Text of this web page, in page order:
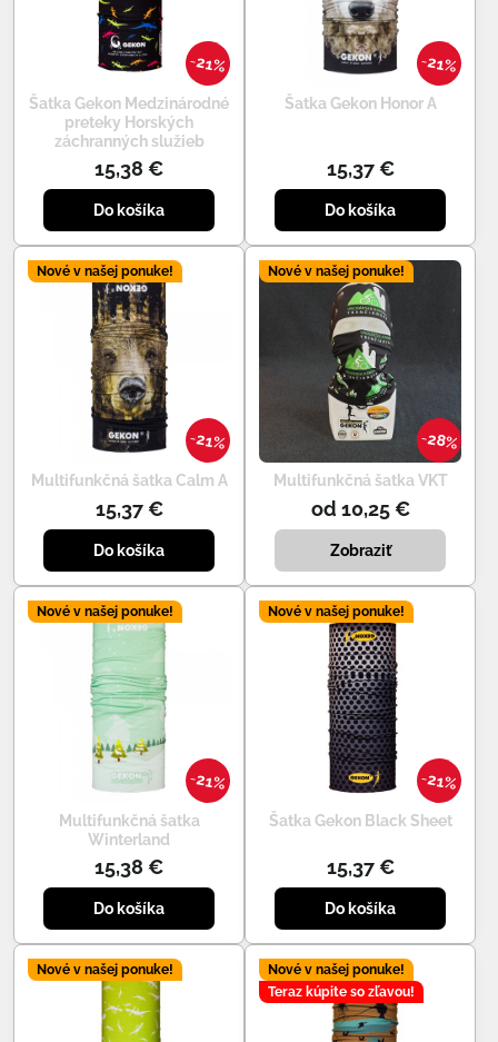
21%
Šatka Gekon Medzinárodné
preteky Horských
záchranných služieb
15,38 €
Do košíka
21%
Šatka Gekon Honor A
15,37 €
Do košíka
21%
Nové v našej ponuke!
Multifunkčná šatka Calm A
15,37 €
Do košíka
28%
Nové v našej ponuke!
Multifunkčná šatka VKT
od 10,25 €
Zobraziť
21%
Nové v našej ponuke!
Multifunkčná šatka
Winterland
15,38 €
Do košíka
21%
Nové v našej ponuke!
Šatka Gekon Black Sheet
15,37 €
Do košíka
Nové v našej ponuke!
Nové v našej ponuke!
Teraz kúpite so zľavou!